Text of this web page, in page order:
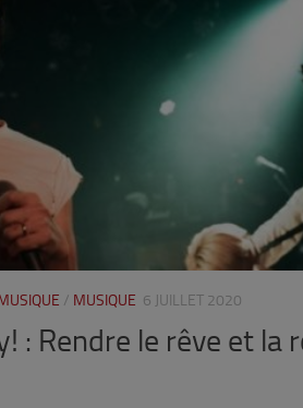
/ MUSIQUE 6 JUILLET 2020
: Rendre le rêve et la